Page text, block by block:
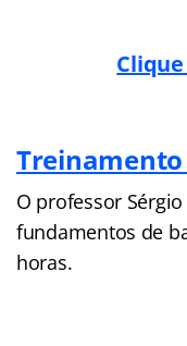
Treinamento
O professor
fundamentos de
horas.